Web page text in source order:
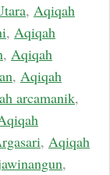
, Aqiqah
, Aqiqah
, Aqiqah
, Aqiqah
arcamanik,
, Aqiqah
,